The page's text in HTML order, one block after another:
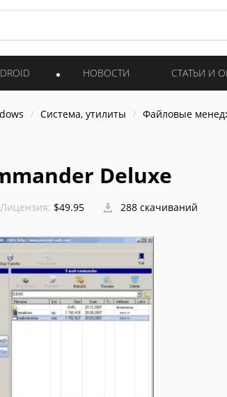
НОВОСТИ СТАТЬИ И
Система, утилиты Файловые
Deluxe
Лицензия: $49.95 288 скачиваний